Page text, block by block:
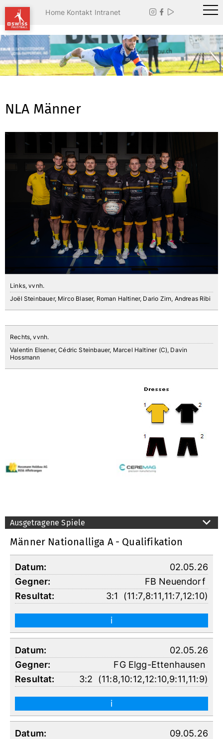
Home Kontakt Intranet   
NLA Männer
Links, vvnh.
Joël Steinbauer, Mirco Blaser, Roman Haltiner, Dario Zirn, Andreas Ribi
Rechts, vvnh.
Valentin Elsener, Cédric Steinbauer, Marcel Haltiner (C), Davin
Hossmann
Ausgetragene Spiele
Männer Nationalliga A - Qualifikation
02.05.26
FB Neuendorf
3:1
(11:7,8:11,11:7,12:10)
i
02.05.26
FG Elgg-Ettenhausen
3:2 (11:8,10:12,12:10,9:11,11:9)
i
09.05.26